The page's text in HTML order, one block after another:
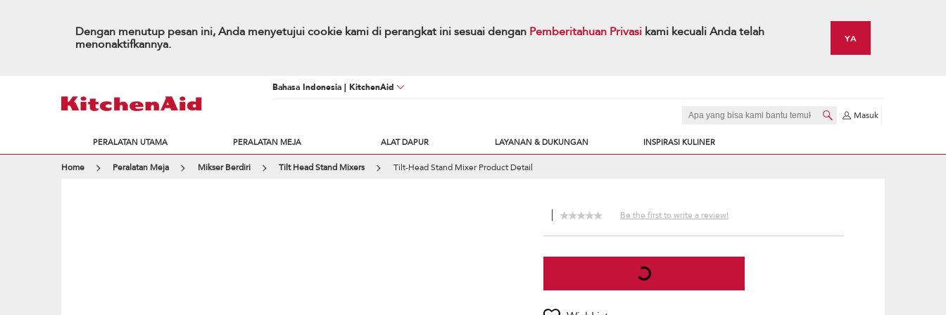
Dengan menutup pesan ini, Anda menyetujui cookie kami di perangkat ini sesuai dengan Pemberitahuan Privasi kami kecuali Anda telah
menonaktifkannya.
YA
Bahasa Indonesia | KitchenAid
Masuk
PERALATAN UTAMA PERALATAN MEJA ALAT DAPUR LAYANAN & DUKUNGAN INSPIRASI KULINER
Home Peralatan Meja Mikser Berdiri Tilt Head Stand Mixers Tilt-Head Stand Mixer Product Detail
Be the first to write a review!